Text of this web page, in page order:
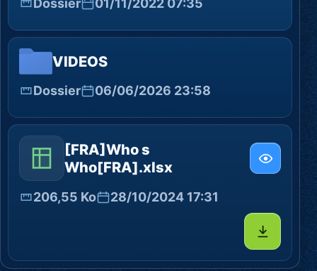
Dossier 01/11/2022 07:35
VIDEOS
Dossier 06/06/2026 23:58
[FRA]Who s
Who[FRA].xlsx
206,55 Ko 28/10/2024 17:31